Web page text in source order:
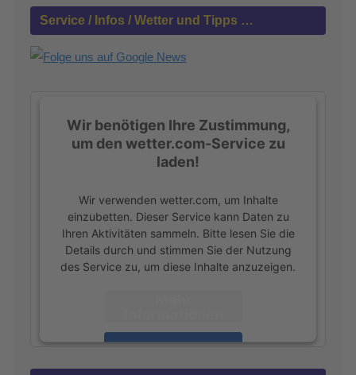
n
c
Service / Infos / Wetter und Tipps …
Wir benötigen Ihre Zustimmung,
um den wetter.com-Service zu
laden!
Wir verwenden wetter.com, um Inhalte
einzubetten. Dieser Service kann Daten zu
Ihren Aktivitäten sammeln. Bitte lesen Sie die
Details durch und stimmen Sie der Nutzung
des Service zu, um diese Inhalte anzuzeigen.
Akzeptieren